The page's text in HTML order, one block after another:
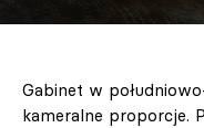
Gabinet w
kameralne proporcje.